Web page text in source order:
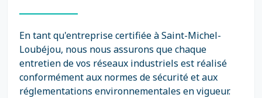
En tant qu'entreprise certifiée à Saint-Michel-
Loubéjou, nous nous assurons que chaque
entretien de vos réseaux industriels est réalisé
conformément aux normes de sécurité et aux
réglementations environnementales en vigueur.